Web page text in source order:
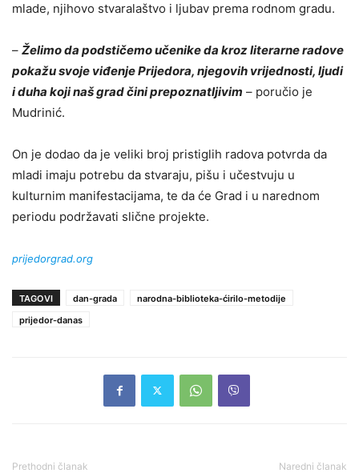
mlade, njihovo stvaralaštvo i ljubav prema rodnom gradu.
– Želimo da podstičemo učenike da kroz literarne radove
pokažu svoje viđenje Prijedora, njegovih vrijednosti, ljudi
i duha koji naš grad čini prepoznatljivim – poručio je
Mudrinić.
On je dodao da je veliki broj pristiglih radova potvrda da
mladi imaju potrebu da stvaraju, pišu i učestvuju u
kulturnim manifestacijama, te da će Grad i u narednom
periodu podržavati slične projekte.
prijedorgrad.org
TAGOVI dan-grada
narodna-biblioteka-ćirilo-metodije
prijedor-danas
Prethodni članak Naredni članak